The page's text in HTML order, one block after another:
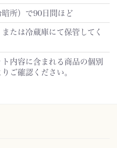
暗所）で90日間ほど
たは冷蔵庫にて保管してく
内容に含まれる商品の個別
ご確認ください。